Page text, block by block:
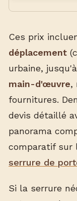
Ces prix
déplacement
urbaine,
main-d'œuvre,
fournitures.
devis détaillé
panorama
comparatif sur
serrure de
Si la serrure